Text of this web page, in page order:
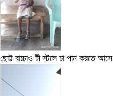
ছোট্ট বাচ্চাও টী স্টলে চা পান করতে আসে